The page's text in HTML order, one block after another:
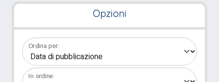
Opzioni
Ordina per:
In ordine: